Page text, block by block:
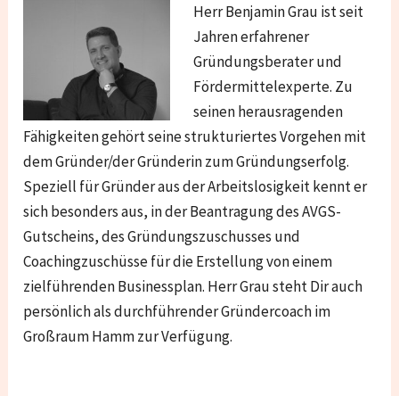
Herr Benjamin Grau ist seit
Jahren erfahrener
Gründungsberater und
Fördermittelexperte. Zu
seinen herausragenden
Fähigkeiten gehört seine strukturiertes Vorgehen mit
dem Gründer/der Gründerin zum Gründungserfolg.
Speziell für Gründer aus der Arbeitslosigkeit kennt er
sich besonders aus, in der Beantragung des AVGS-
Gutscheins, des Gründungszuschusses und
Coachingzuschüsse für die Erstellung von einem
zielführenden Businessplan. Herr Grau steht Dir auch
persönlich als durchführender Gründercoach im
Großraum Hamm zur Verfügung.